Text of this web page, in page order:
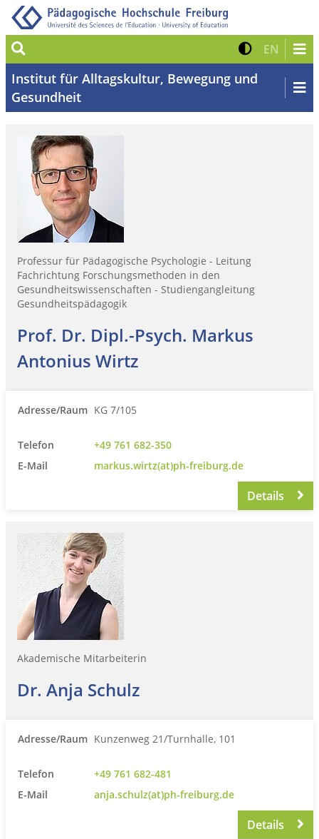
Suche Kontrast
EN Zur
Institut für Alltagskultur, Bewegung und
Gesundheit
Professur für Pädagogische Psychologie - Leitung
Fachrichtung Forschungsmethoden in den
Gesundheitswissenschaften - Studiengangleitung
Gesundheitspädagogik
Prof. Dr. Dipl.-Psych. Markus
Antonius Wirtz
Adresse/Raum KG 7/105
Telefon
+49 761 682-350
E-Mail
markus.wirtz(at)ph-freiburg.de
Details
Akademische Mitarbeiterin
Dr. Anja Schulz
Adresse/Raum Kunzenweg 21/Turnhalle, 101
Telefon
+49 761 682-481
E-Mail
anja.schulz(at)ph-freiburg.de
Details